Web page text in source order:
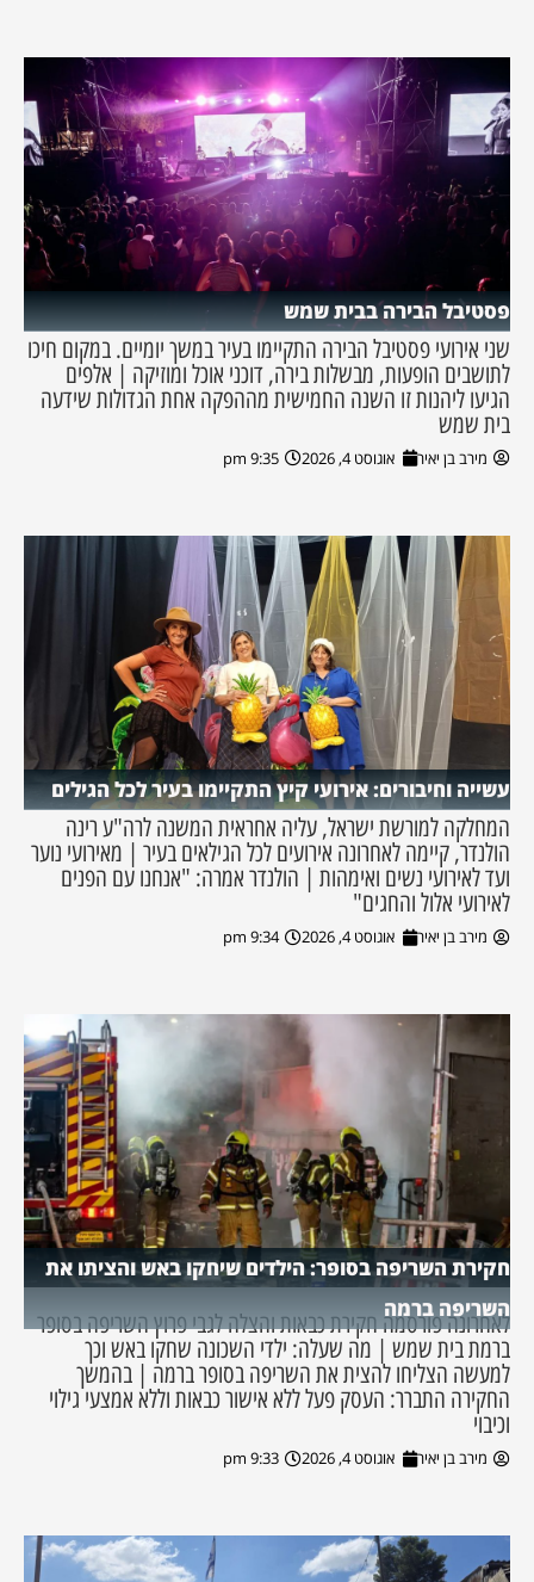
פסטיבל הבירה בבית שמש
שני אירועי פסטיבל הבירה התקיימו בעיר במשך יומיים. במקום חיכו
לתושבים הופעות, מבשלות בירה, דוכני אוכל ומוזיקה | אלפים
הגיעו ליהנות זו השנה החמישית מההפקה אחת הגדולות שידעה
בית שמש
מירב בן יאיר אוגוסט 4, 2026 9:35 pm
עשייה וחיבורים: אירועי קיץ התקיימו בעיר לכל הגילים
המחלקה למורשת ישראל, עליה אחראית המשנה לרה"ע רינה
הולנדר, קיימה לאחרונה אירועים לכל הגילאים בעיר | מאירועי נוער
ועד לאירועי נשים ואימהות | הולנדר אמרה: "אנחנו עם הפנים
לאירועי אלול והחגים"
מירב בן יאיר אוגוסט 4, 2026 9:34 pm
חקירת השריפה בסופר: הילדים שיחקו באש והציתו את
השריפה ברמה
לאחרונה פורסמה חקירת כבאות והצלה לגבי פרוץ השריפה בסופר
ברמת בית שמש | מה שעלה: ילדי השכונה שחקו באש וכך
למעשה הצליחו להצית את השריפה בסופר ברמה | בהמשך
החקירה התברר: העסק פעל ללא אישור כבאות וללא אמצעי גילוי
וכיבוי
מירב בן יאיר אוגוסט 4, 2026 9:33 pm